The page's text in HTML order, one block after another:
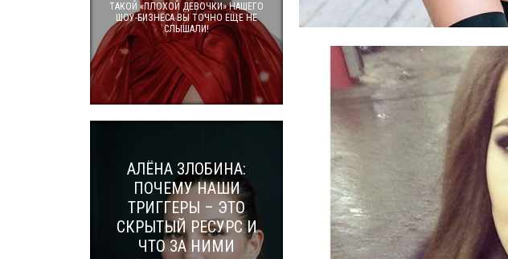
ТАКОЙ «ПЛОХОЙ ДЕВОЧКИ» НАШЕГО
ШОУ-БИЗНЕСА ВЫ ТОЧНО ЕЩЕ НЕ
СЛЫШАЛИ!
АЛЁНА ЗЛОБИНА:
ПОЧЕМУ НАШИ
ТРИГГЕРЫ – ЭТО
СКРЫТЫЙ РЕСУРС И
ЧТО ЗА НИМИ